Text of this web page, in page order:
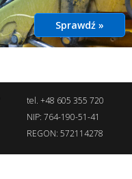
Sprawdź »
tel. +48 605 355 720
NIP: 764-190-51-41
REGON: 572114278